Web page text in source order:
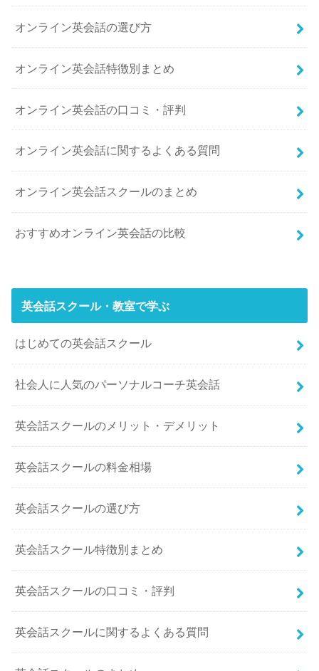
オンライン英会話の選び方
オンライン英会話特徴別まとめ
オンライン英会話の口コミ・評判
オンライン英会話に関するよくある質問
オンライン英会話スクールのまとめ
おすすめオンライン英会話の比較
英会話スクール・教室で学ぶ
はじめての英会話スクール
社会人に人気のパーソナルコーチ英会話
英会話スクールのメリット・デメリット
英会話スクールの料金相場
英会話スクールの選び方
英会話スクール特徴別まとめ
英会話スクールの口コミ・評判
英会話スクールに関するよくある質問